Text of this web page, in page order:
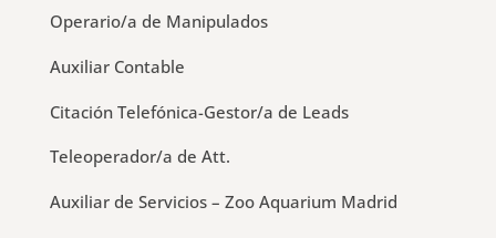
Operario/a de Manipulados
Auxiliar Contable
Citación Telefónica-Gestor/a de Leads
Teleoperador/a de Att.
Auxiliar de Servicios – Zoo Aquarium Madrid